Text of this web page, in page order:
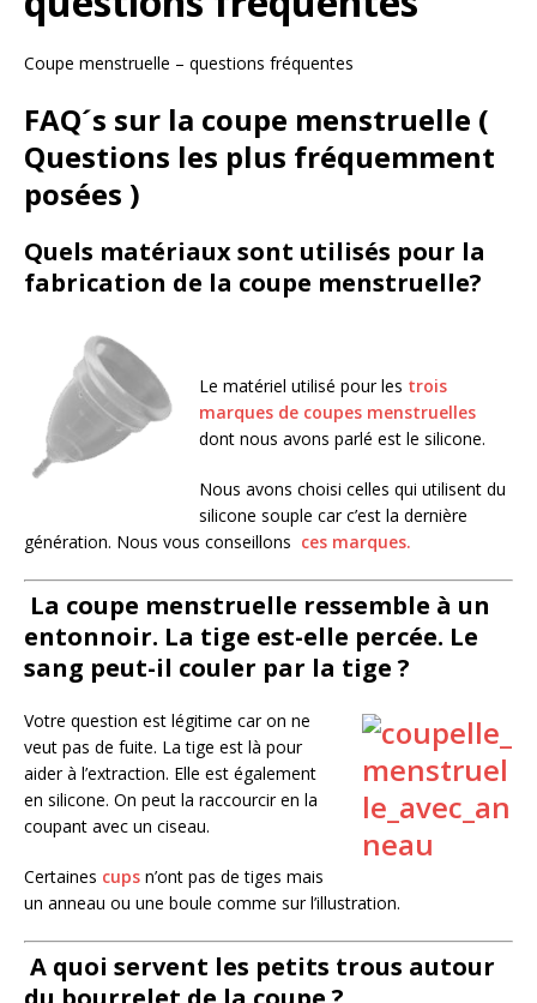
Coupe menstruelle – questions fréquentes
FAQ´s sur la coupe menstruelle (
Questions les plus fréquemment
posées )
Quels matériaux sont utilisés pour la
fabrication de la coupe menstruelle?
Le matériel utilisé pour les trois
marques de coupes menstruelles
dont nous avons parlé est le silicone.
Nous avons choisi celles qui utilisent du
silicone souple car c’est la dernière
génération. Nous vous conseillons ces marques.
La coupe menstruelle ressemble à un
entonnoir. La tige est-elle percée. Le
sang peut-il couler par la tige ?
Votre question est légitime car on ne
veut pas de fuite. La tige est là pour
aider à l’extraction. Elle est également
en silicone. On peut la raccourcir en la
coupant avec un ciseau.
Certaines cups n’ont pas de tiges mais
un anneau ou une boule comme sur l’illustration.
A quoi servent les petits trous autour